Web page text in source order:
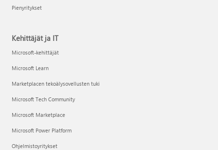
Pienyritykset
Kehittäjät ja IT
Microsoft-kehittäjät
Microsoft Learn
Marketplacen tekoälysovellusten tuki
Microsoft Tech Community
Microsoft Marketplace
Microsoft Power Platform
Ohjelmistoyritykset